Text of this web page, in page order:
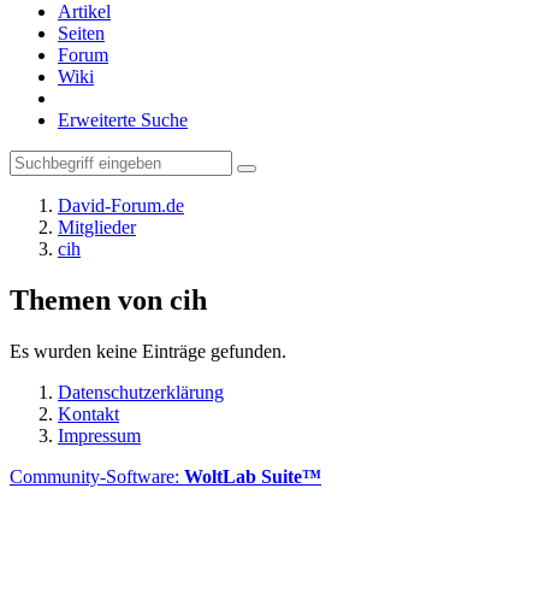
Artikel
Seiten
Forum
Wiki
Erweiterte Suche
David-Forum.de
Mitglieder
cih
Themen von cih
Es wurden keine Einträge gefunden.
Datenschutzerklärung
Kontakt
Impressum
Community-Software: WoltLab Suite™